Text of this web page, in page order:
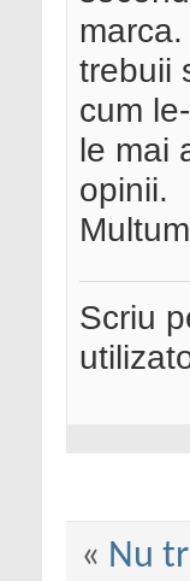
trebuii
cum
le mai
opinii.
Scriu
« Nu